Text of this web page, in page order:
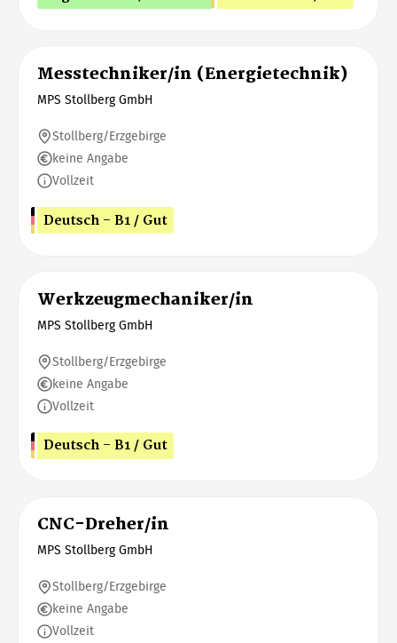
Messtechniker/in (Energietechnik)
MPS Stollberg GmbH
Stollberg/Erzgebirge
keine Angabe
Vollzeit
Deutsch - B1 / Gut
Werkzeugmechaniker/in
MPS Stollberg GmbH
Stollberg/Erzgebirge
keine Angabe
Vollzeit
Deutsch - B1 / Gut
CNC-Dreher/in
MPS Stollberg GmbH
Stollberg/Erzgebirge
keine Angabe
Vollzeit